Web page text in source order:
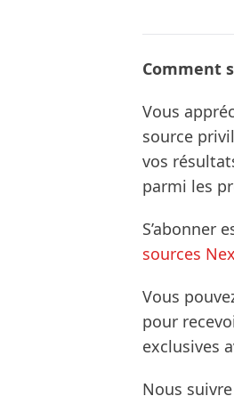
Comment
Vous
source
vos
parmi les
S’abonner
sources
Vous
pour
exclusives
Nous